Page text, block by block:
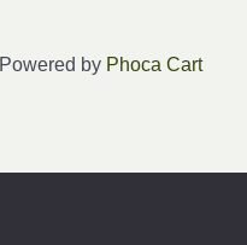
Powered by Phoca Cart